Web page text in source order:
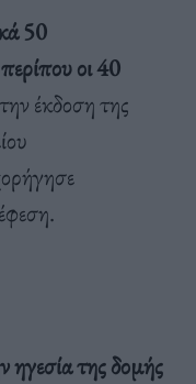
50
περίπου οι 40
έκδοση της
ηγεσία της δομής